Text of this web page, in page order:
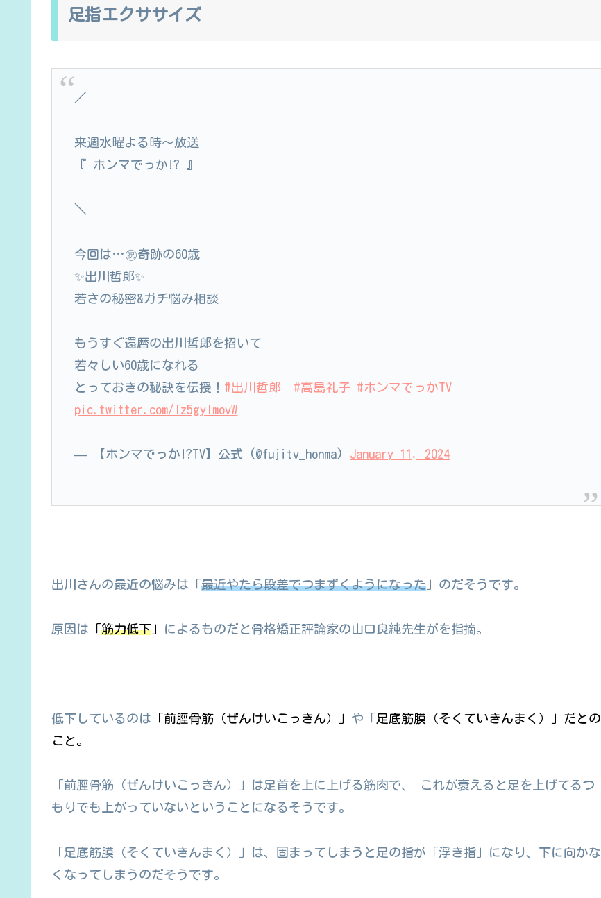
足指エクササイズ
／
来週水曜よる時～放送
『 ホンマでっか!? 』
＼
今回は…㊗️奇跡の60歳
✨出川哲郎✨
若さの秘密&ガチ悩み相談
もうすぐ還暦の出川哲郎を招いて
若々しい60歳になれる
とっておきの秘訣を伝授！ #出川哲郎 #高島礼子 #ホンマでっかTV
pic.twitter.com/lz5gylmovW
— 【ホンマでっか!?TV】公式 (@fujitv_honma) January 11, 2024
出川さんの最近の悩みは「最近やたら段差でつまずくようになった 」のだそうです。
原因は 「筋力低下 」 によるものだと骨格矯正評論家の山口良純先生がを指摘。
低下しているのは 「前脛骨筋（ぜんけいこっきん）」 や「 足底筋膜（そくていきんまく）」だとの
こと。
「前脛骨筋（ぜんけいこっきん）」は足首を上に上げる筋肉で、 これが衰えると足を上げてるつ
もりでも上がっていないということになるそうです。
「足底筋膜（そくていきんまく）」は、固まってしまうと足の指が「浮き指」になり、下に向かな
くなってしまうのだそうです。